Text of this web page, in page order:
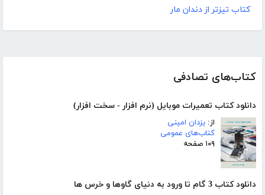
کتاب‌های تصادفی
دانلود کتاب تعمیرات موبایل (نرم افزار - سخت افزار)
از: یزدان امینی
کتاب‌های عمومی
۱۰۹ صفحه
دانلود کتاب 3 گام تا ورود به دنیای گاوها و خرس ها
کتاب تیزتر از دندان مار